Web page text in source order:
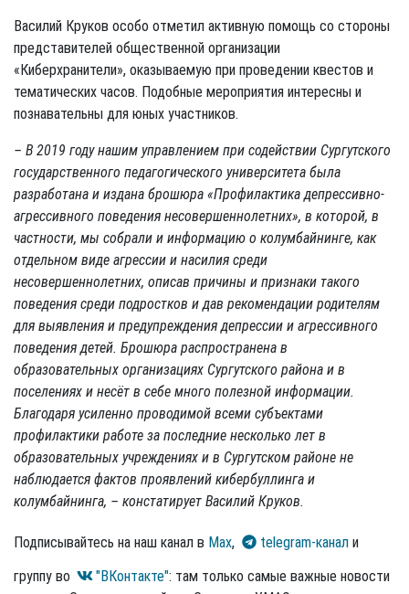
Василий Круков особо отметил активную помощь со стороны
представителей общественной организации
«Киберхранители», оказываемую при проведении квестов и
тематических часов. Подобные мероприятия интересны и
познавательны для юных участников.
– В 2019 году нашим управлением при содействии Сургутского
государственного педагогического университета была
разработана и издана брошюра «Профилактика депрессивно-
агрессивного поведения несовершеннолетних», в которой, в
частности, мы собрали и информацию о колумбайнинге, как
отдельном виде агрессии и насилия среди
несовершеннолетних, описав причины и признаки такого
поведения среди подростков и дав рекомендации родителям
для выявления и предупреждения депрессии и агрессивного
поведения детей. Брошюра распространена в
образовательных организациях Сургутского района и в
поселениях и несёт в себе много полезной информации.
Благодаря усиленно проводимой всеми субъектами
профилактики работе за последние несколько лет в
образовательных учреждениях и в Сургутском районе не
наблюдается фактов проявлений кибербуллинга и
колумбайнинга, – констатирует Василий Круков.
Подписывайтесь на наш канал в Max, telegram-канал и
группу во
"ВКонтакте": там только самые важные новости